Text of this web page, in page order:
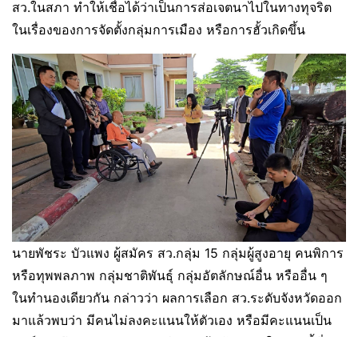
สว.ในสภา ทำให้เชื่อได้ว่าเป็นการส่อเจตนาไปในทางทุจริต
ในเรื่องของการจัดตั้งกลุ่มการเมือง หรือการฮั้วเกิดขึ้น
นายพัชระ บัวแพง ผู้สมัคร สว.กลุ่ม 15 กลุ่มผู้สูงอายุ คนพิการ
หรือทุพพลภาพ กลุ่มชาติพันธุ์ กลุ่มอัตลักษณ์อื่น หรืออื่น ๆ
ในทำนองเดียวกัน กล่าวว่า ผลการเลือก สว.ระดับจังหวัดออก
มาแล้วพบว่า มีคนไม่ลงคะแนนให้ตัวเอง หรือมีคะแนนเป็น